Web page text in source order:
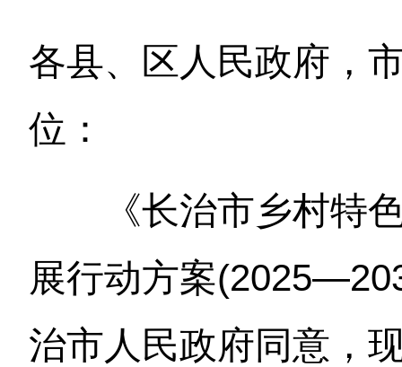
各县、区人民政府，
位：
《长治市乡村特
展行动方案
治市人民政府同意，